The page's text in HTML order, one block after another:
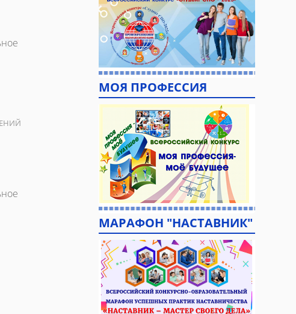
МОЯ ПРОФЕССИЯ
МАРАФОН "НАСТАВНИК"